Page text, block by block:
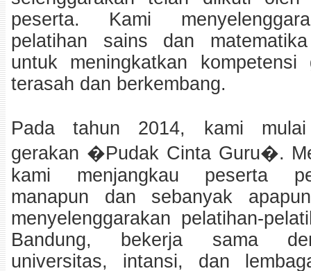
peserta. Kami
pelatihan sains dan
untuk meningkatkan
terasah dan berkembang.
Pada tahun 2014, kami mulai
gerakan �Pudak Cinta Guru�.
kami menjangkau peserta
manapun dan sebanyak
menyelenggarakan pelatihan-
Bandung, bekerja sama
universitas, intansi, dan